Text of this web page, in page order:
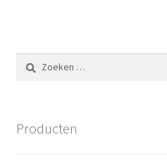
Zoeken
naar:
Producten